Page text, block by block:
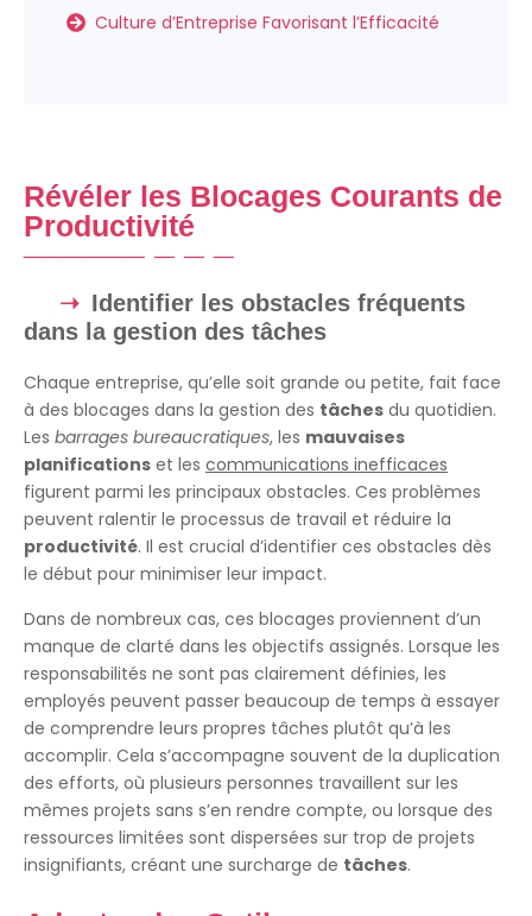
Culture d’Entreprise Favorisant l’Efficacité
Révéler les Blocages Courants de
Productivité
Identifier les obstacles fréquents
dans la gestion des tâches
Chaque entreprise, qu’elle soit grande ou petite, fait face
à des blocages dans la gestion des tâches du quotidien.
Les barrages bureaucratiques, les mauvaises
planifications et les communications inefficaces
figurent parmi les principaux obstacles. Ces problèmes
peuvent ralentir le processus de travail et réduire la
productivité. Il est crucial d’identifier ces obstacles dès
le début pour minimiser leur impact.
Dans de nombreux cas, ces blocages proviennent d’un
manque de clarté dans les objectifs assignés. Lorsque les
responsabilités ne sont pas clairement définies, les
employés peuvent passer beaucoup de temps à essayer
de comprendre leurs propres tâches plutôt qu’à les
accomplir. Cela s’accompagne souvent de la duplication
des efforts, où plusieurs personnes travaillent sur les
mêmes projets sans s’en rendre compte, ou lorsque des
ressources limitées sont dispersées sur trop de projets
insignifiants, créant une surcharge de tâches.